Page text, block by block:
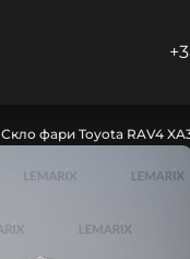
Скло фари Toyota RAV4